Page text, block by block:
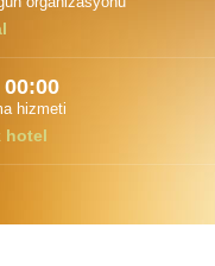
hizmeti
hotel